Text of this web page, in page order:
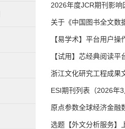
2026年度JCR期刊影响
关于《中国图书全文数
【易学术】平台用户操
【试用】芯经典阅读平
浙江文化研究工程成果
ESI期刊列表（2026年
原点参数全球经济金融
选题【外文分析服务】